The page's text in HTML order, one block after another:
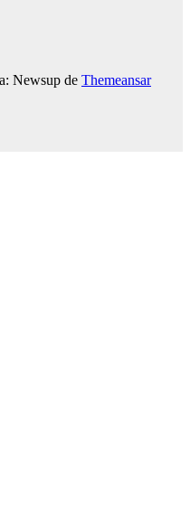
Newsup de Themeansar